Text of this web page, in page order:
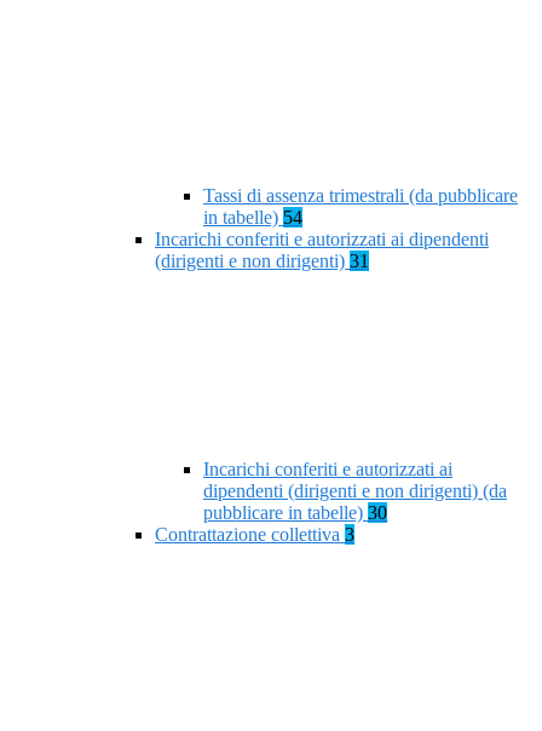
Tassi di assenza trimestrali (da pubblicare
in tabelle) 54
Incarichi conferiti e autorizzati ai dipendenti
(dirigenti e non dirigenti) 31
Incarichi conferiti e autorizzati ai
dipendenti (dirigenti e non dirigenti) (da
pubblicare in tabelle) 30
Contrattazione collettiva 3